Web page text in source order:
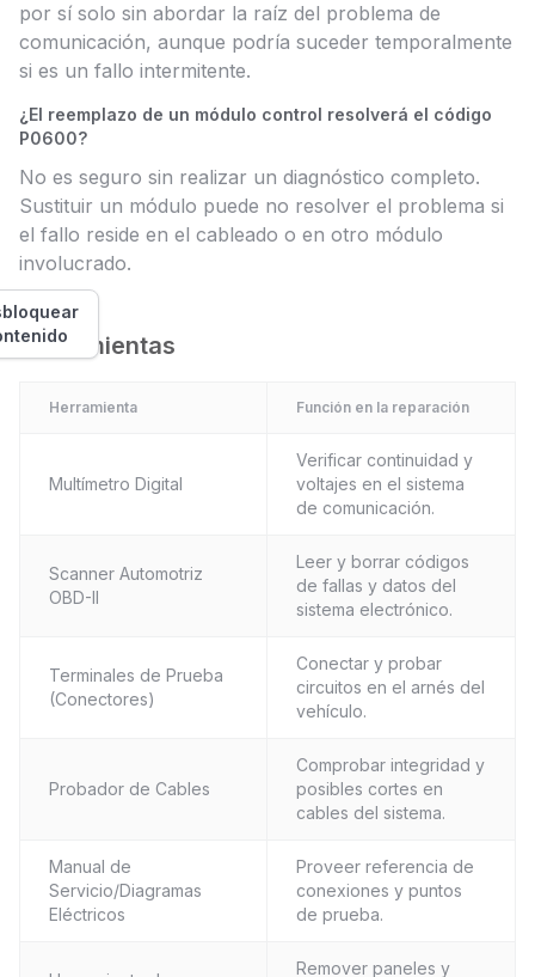
por sí solo sin abordar la raíz del problema de
comunicación, aunque podría suceder temporalmente
si es un fallo intermitente.
¿El reemplazo de un módulo control resolverá el código
P0600?
No es seguro sin realizar un diagnóstico completo.
Sustituir un módulo puede no resolver el problema si
el fallo reside en el cableado o en otro módulo
involucrado.
Herramientas
Herramienta Función en la reparación
Multímetro Digital
Verificar continuidad y
voltajes en el sistema
de comunicación.
Scanner Automotriz
OBD-II
Leer y borrar códigos
de fallas y datos del
sistema electrónico.
Terminales de Prueba
(Conectores)
Conectar y probar
circuitos en el arnés del
vehículo.
Probador de Cables
Comprobar integridad y
posibles cortes en
cables del sistema.
Manual de
Servicio/Diagramas
Eléctricos
Proveer referencia de
conexiones y puntos
de prueba.
Remover paneles y